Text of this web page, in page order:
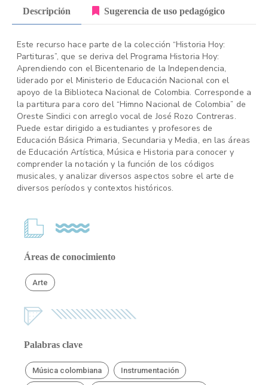
Descripción Sugerencia de uso pedagógico
Este recurso hace parte de la colección “Historia Hoy:
Partituras”, que se deriva del Programa Historia Hoy:
Aprendiendo con el Bicentenario de la Independencia,
liderado por el Ministerio de Educación Nacional con el
apoyo de la Biblioteca Nacional de Colombia. Corresponde a
la partitura para coro del “Himno Nacional de Colombia” de
Oreste Sindici con arreglo vocal de José Rozo Contreras.
Puede estar dirigido a estudiantes y profesores de
Educación Básica Primaria, Secundaria y Media, en las áreas
de Educación Artística, Música e Historia para conocer y
comprender la notación y la función de los códigos
musicales, y analizar diversos aspectos sobre el arte de
diversos períodos y contextos históricos.
Áreas de conocimiento
Arte
Palabras clave
Música colombiana Instrumentación